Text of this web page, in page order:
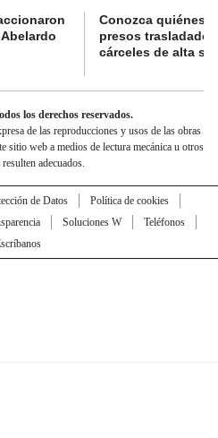
Conozca quiénes
presos
cárceles de alta
los derechos reservados.
de las reproducciones y usos de las obras
sitio web a medios de lectura mecánica u otros
adecuados.
de Datos
Política de cookies
Soluciones W
Teléfonos